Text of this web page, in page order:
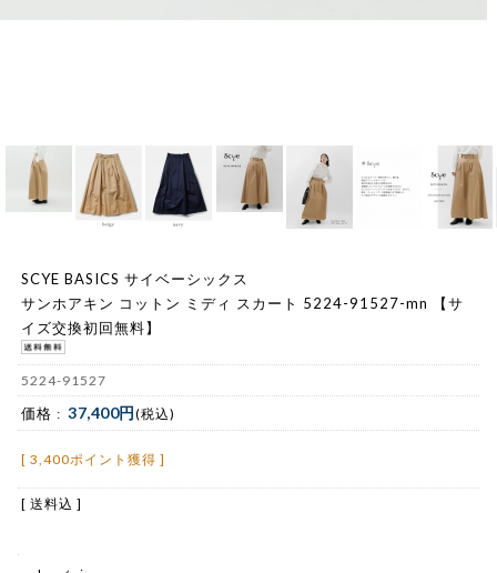
SCYE BASICS サイベーシックス
サンホアキン コットン ミディ スカート 5224-91527-mn 【サ
イズ交換初回無料】
5224-91527
価格 : 37,400円(税込)
[ 3,400ポイント獲得 ]
[ 送料込 ]